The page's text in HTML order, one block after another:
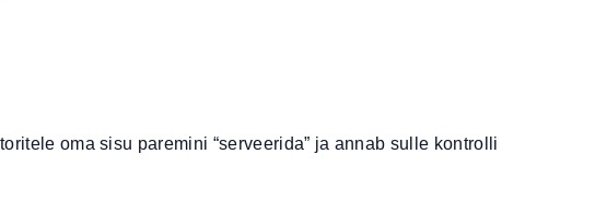
oma sisu paremini “serveerida” ja annab sulle kontrolli